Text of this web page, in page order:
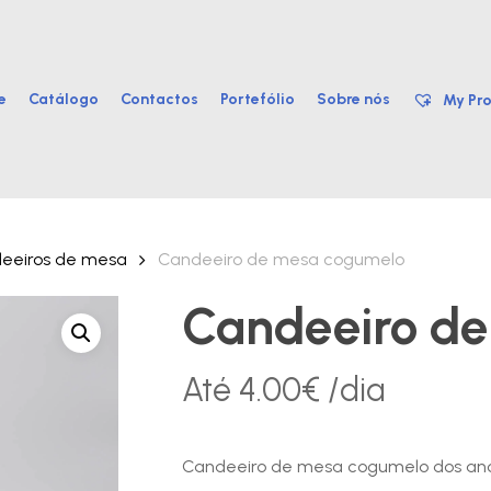
Catálogo Contactos Portefólio Sobre nós My
de mesa Candeeiro de mesa cogumelo
Candeeiro
Até 4.00€ /dia
Candeeiro de mesa cogumelo dos